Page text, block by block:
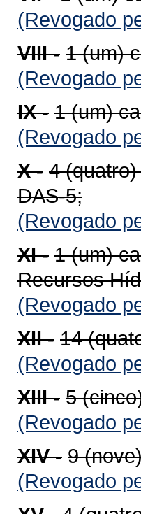
(Revogado
VIII - 1 (um)
(Revogado
IX - 1 (um)
(Revogado
X - 4
DAS-5;
(Revogado
XI - 1 (um)
Recursos
(Revogado
XII - 14
(Revogado
XIII - 5
(Revogado
XIV - 9
(Revogado